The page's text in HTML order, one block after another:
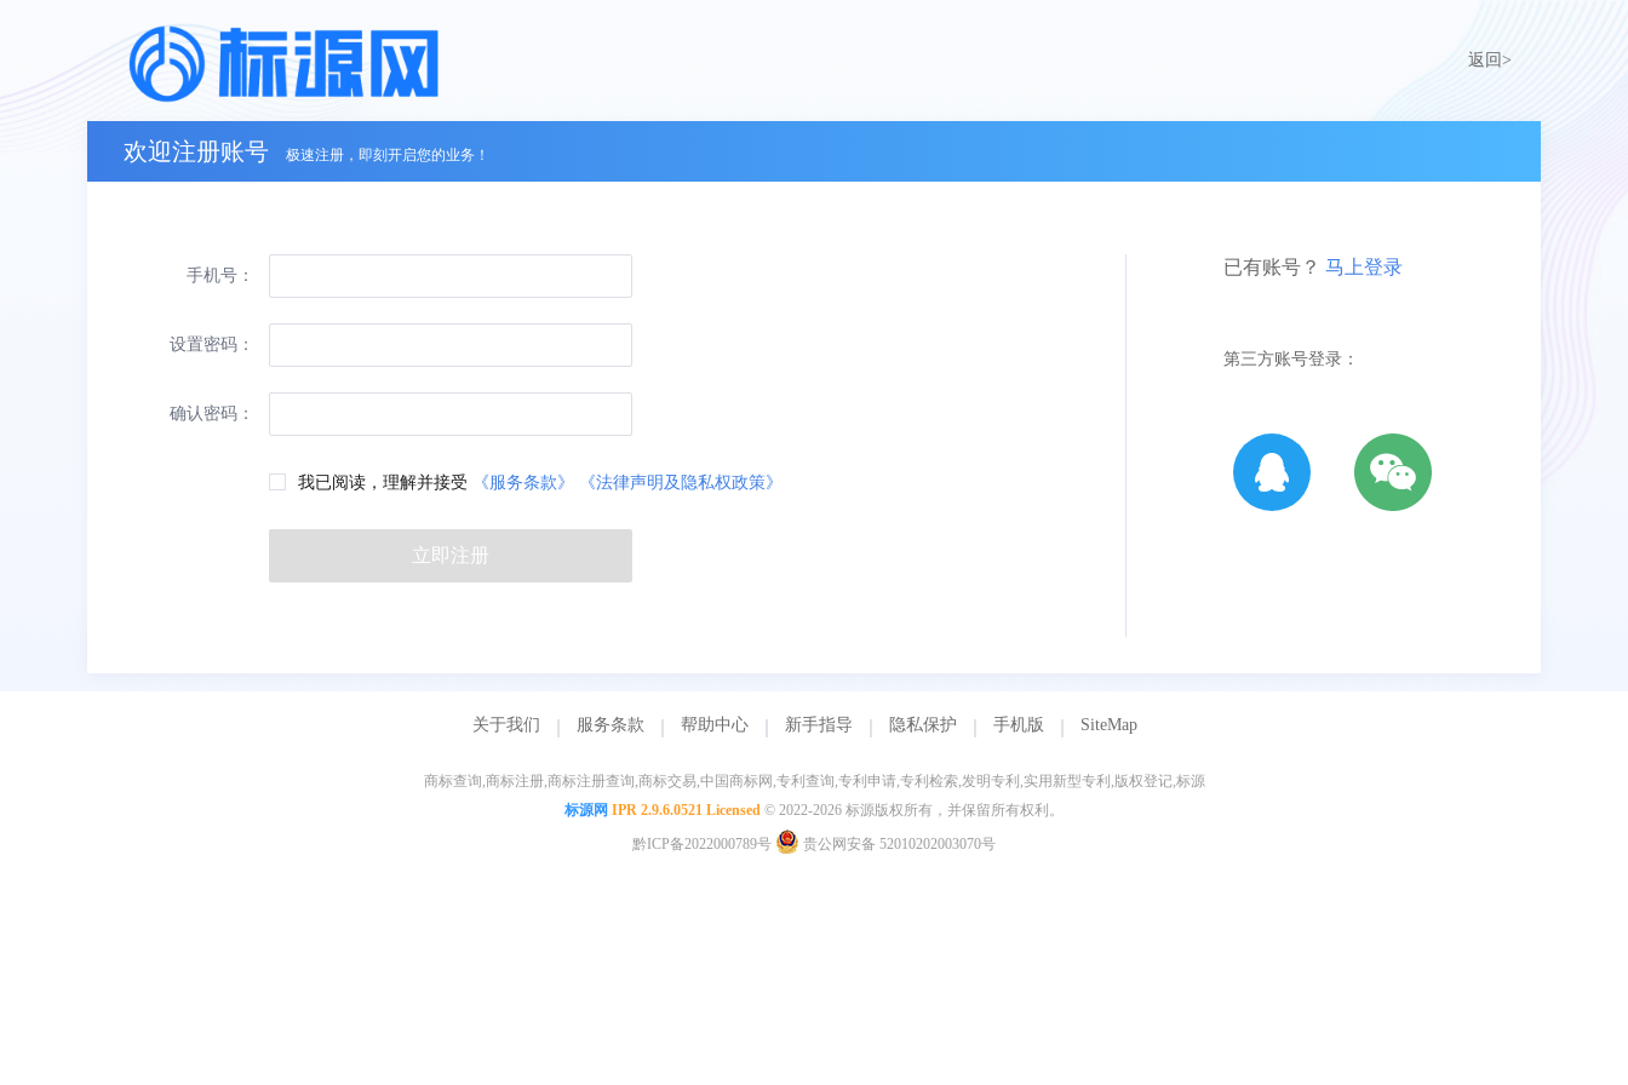
返回>
欢迎注册账号 极速注册，即刻开启您的业务！
手机号：
设置密码：
确认密码：
我已阅读，理解并接受 《服务条款》 《法律声明及隐私权政策》
立即注册
已有账号？ 马上登录
第三方账号登录：
关于我们 服务条款 帮助中心 新手指导 隐私保护 手机版 SiteMap
商标查询,商标注册,商标注册查询,商标交易,中国商标网,专利查询,专利申请,专利检索,发明专利,实用新型专利,版权登记,标源
标源网 IPR 2.9.6.0521 Licensed © 2022-2026 标源版权所有，并保留所有权利。
黔ICP备2022000789号
贵公网安备 52010202003070号